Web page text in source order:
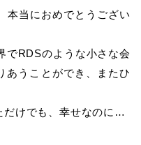
本当におめでとうござい
でRDSのような小さな会
あうことができ、またひ
だけでも、幸せなのに…